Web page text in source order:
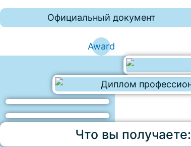
Официальный документ
Award
Что вы получаете: